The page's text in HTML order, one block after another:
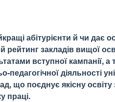
абітурієнти й чи дає
закладів вищої
вступної кампанії, а
діяльності
що поєднує якісну освіту
праці.